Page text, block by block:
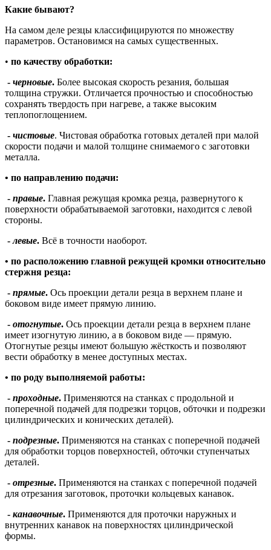
Какие бывают?
На самом деле резцы классифицируются по множеству
параметров. Остановимся на самых существенных.
• по качеству обработки:
- черновые. Более высокая скорость резания, большая
толщина стружки. Отличается прочностью и способностью
сохранять твердость при нагреве, а также высоким
теплопоглощением.
- чистовые. Чистовая обработка готовых деталей при малой
скорости подачи и малой толщине снимаемого с заготовки
металла.
• по направлению подачи:
- правые. Главная режущая кромка резца, развернутого к
поверхности обрабатываемой заготовки, находится с левой
стороны.
-левые. Всё в точности наоборот.
• по расположению главной режущей кромки относительно
стержня резца:
- прямые. Ось проекции детали резца в верхнем плане и
боковом виде имеет прямую линию.
- отогнутые. Ось проекции детали резца в верхнем плане
имеет изогнутую линию, а в боковом виде ― прямую.
Отогнутые резцы имеют большую жёсткость и позволяют
вести обработку в менее доступных местах.
• по роду выполняемой работы:
- проходные. Применяются на станках с продольной и
поперечной подачей для подрезки торцов, обточки и подрезки
цилиндрических и конических деталей).
- подрезные. Применяются на станках с поперечной подачей
для обработки торцов поверхностей, обточки ступенчатых
деталей.
- отрезные. Применяются на станках с поперечной подачей
для отрезания заготовок, проточки кольцевых канавок.
- канавочные. Применяются для проточки наружных и
внутренних канавок на поверхностях цилиндрической
формы.